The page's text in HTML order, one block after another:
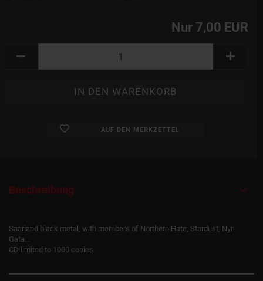
Nur 7,00 EUR
AUF DEN MERKZETTEL
Beschreibung
Saarland black metal, with members of Northern Hate, Stardust, Nyr
Gata...
CD limited to 1000 copies